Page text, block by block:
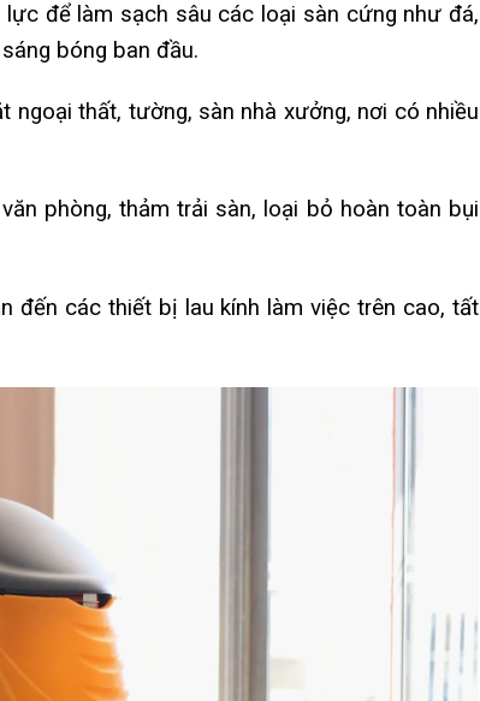
để làm sạch sâu các loại sàn cứng như đá,
bóng ban đầu.
thất, tường, sàn nhà xưởng, nơi có nhiều
phòng, thảm trải sàn, loại bỏ hoàn toàn bụi
đến các thiết bị lau kính làm việc trên cao, tất